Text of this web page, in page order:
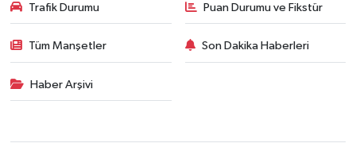
Trafik Durumu Puan Durumu ve Fikstür
Tüm Manşetler Son Dakika Haberleri
Haber Arşivi